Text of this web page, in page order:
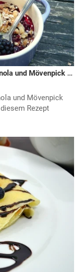
Apfel-Brombeer-Crumble mit Hafergranola und Mövenpick Bourbon-Vanilleeis
und Mövenpick
Rezept